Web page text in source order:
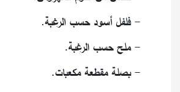
- فلفل أسود حسب الرغبة.
- ملح حسب الرغبة.
- بصلة مقطعة مكعبات.